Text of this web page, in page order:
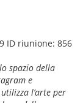
ID riunione: 856
spazio della
e
l’arte per